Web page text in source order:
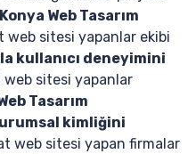
Web Tasarım
web sitesi yapanlar ekibi
kullanıcı deneyimini
web sitesi yapanlar
Tasarım
kimliğini
web sitesi yapan firmalar